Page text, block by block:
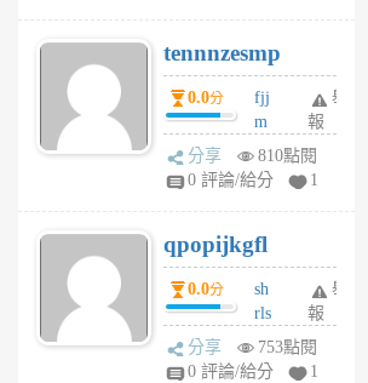
6
個
月
前
tennnzesmp
0.0分
fjj
m
w
rs
6
個
月
前
舉
報
分享
810點閱
0 評論/給分
1
qpopijkgfl
0.0分
sh
rls
k
m
舉
報
分享
753點閱
0 評論/給分
1